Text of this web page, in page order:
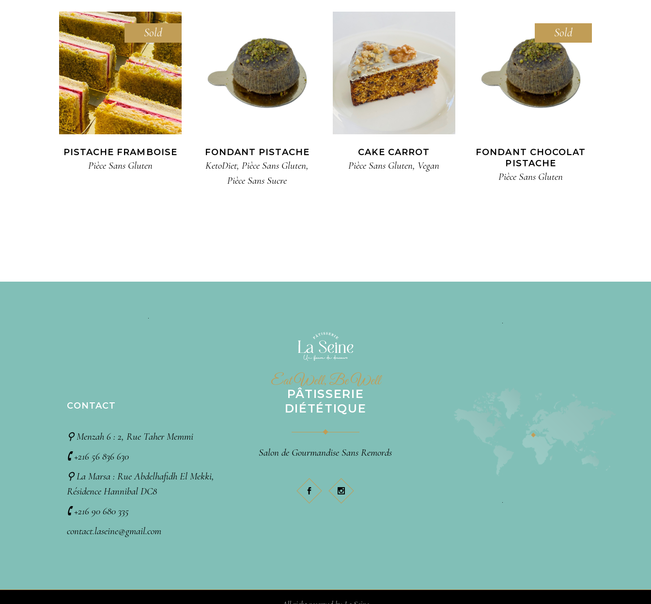
Sold
READ MORE
PISTACHE FRAMBOISE
Pièce​ Sans Gluten​
FONDANT PISTACHE
KetoDiet,Pièce​ Sans Gluten​,
Pièce​ Sans Sucre​
CAKE CARROT
Pièce​ Sans Gluten​, Vegan
Sold
READ MORE
FONDANT CHOCOLAT
PISTACHE
Pièce​ Sans Gluten​
CONTACT
⚲ Menzah 6 : 2, Rue Taher Memmi
🕻 +216 56 836 630
⚲ La Marsa : Rue Abdelhafidh El Mekki,
Résidence Hannibal DC8
🕻 +216 90 680 335
contact.laseine@gmail.com
Eat Well, Be Well
PÂTISSERIE
DIÉTÉTIQUE
Salon de Gourmandise Sans Remords